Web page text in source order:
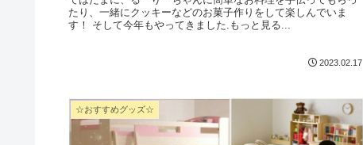
たり、一緒にクッキーなどのお菓子作りをして楽しんでいま
す！ そして今年もやってきました.もっと見る...
2023.02.17
☆おすすめグッズ☆